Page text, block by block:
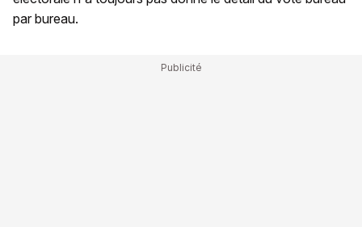
par bureau.